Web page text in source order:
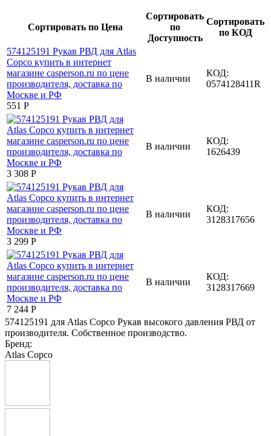
Сортировать по Цена
Сортировать
по
Доступность
Сортировать
по КОД
‍551‍ Р
В наличии
КОД:
0574128411R
3 308 Р
В наличии
КОД:
1626439
3 299 Р
В наличии
КОД:
3128317656
7 244 Р
В наличии
КОД:
3128317669
574125191 для Atlas Copco Рукав высокого давления РВД от
производителя. Собственное производство.
Бренд:
Atlas Copco